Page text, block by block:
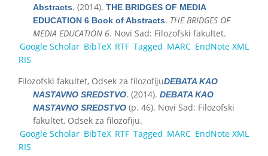
Abstracts. (2014). THE BRIDGES OF MEDIA
EDUCATION 6 Book of Abstracts. THE BRIDGES OF
MEDIA EDUCATION 6. Novi Sad: Filozofski fakultet.
Google Scholar BibTeX RTF Tagged MARC EndNote XML
RIS
Filozofski fakultet, Odsek za filozofijuDEBATA KAO
NASTAVNO SREDSTVO. (2014). DEBATA KAO
NASTAVNO SREDSTVO (p. 46). Novi Sad: Filozofski
fakultet, Odsek za filozofiju.
Google Scholar BibTeX RTF Tagged MARC EndNote XML
RIS